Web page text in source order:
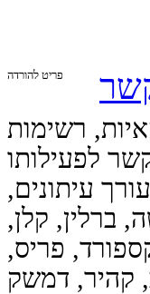
פריט להורדה
רשימות
לפעילותו
עיתונים,
ברלין, קלן,
פריס,
קהיר, דמשק